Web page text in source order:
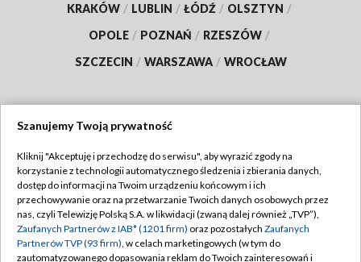
KRAKÓW / LUBLIN / ŁÓDŹ / OLSZTYN /
OPOLE / POZNAŃ / RZESZÓW /
SZCZECIN / WARSZAWA / WROCŁAW
TVP
Abonament TVP
Emisja w TVP
Centrum informacji TVP
Regulamin TVP
Polityka prywatności
Moje zgody
Szanujemy Twoją prywatność
Kliknij "Akceptuję i przechodzę do serwisu", aby wyrazić zgody na
korzystanie z technologii automatycznego śledzenia i zbierania danych,
dostęp do informacji na Twoim urządzeniu końcowym i ich
przechowywanie oraz na przetwarzanie Twoich danych osobowych przez
nas, czyli Telewizję Polską S.A. w likwidacji (zwaną dalej również „TVP”),
Zaufanych Partnerów z IAB* (1201 firm) oraz pozostałych Zaufanych
Partnerów TVP (93 firm), w celach marketingowych (w tym do
zautomatyzowanego dopasowania reklam do Twoich zainteresowań i